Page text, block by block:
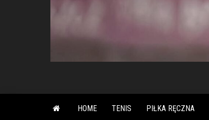
HOME TENIS PIŁKA RĘCZNA